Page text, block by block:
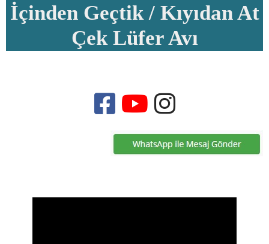
İçinden Geçtik / Kıyıdan At
Çek Lüfer Avı